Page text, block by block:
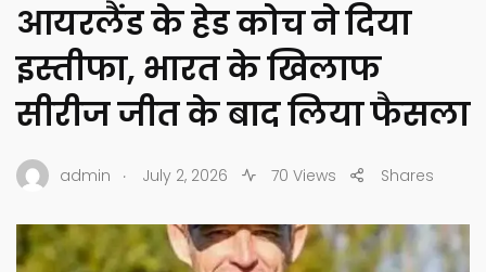
आयरलैंड के हेड कोच ने दिया
इस्तीफा, भारत के खिलाफ
सीरीज जीत के बाद लिया फैसला
admin . July 2, 2026 70 Views Shares